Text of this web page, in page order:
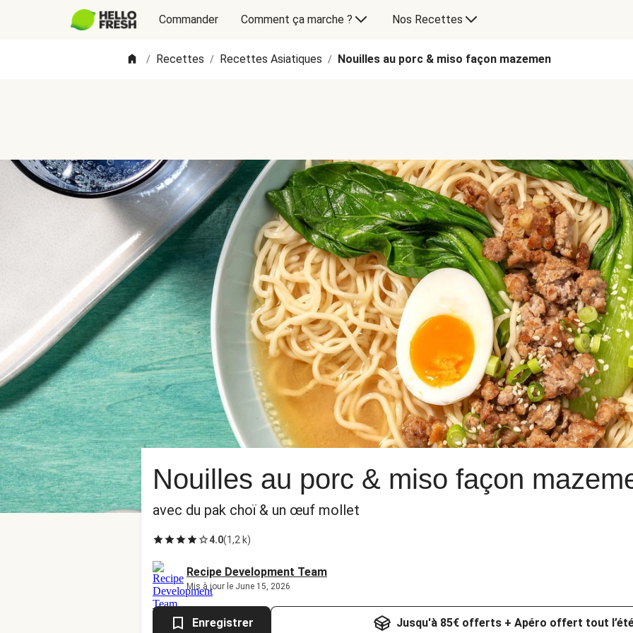
Commander Comment ça marche ? Nos Recettes
/ Recettes / Recettes Asiatiques / Nouilles au porc & miso façon mazemen
Nouilles au porc & miso façon
avec du pak choï & un œuf mollet
4.0(1,2 k)
Recipe Development Team
Mis à jour le June 15, 2026
Enregistrer Jusqu'à 85€ offerts + Apéro offert tout